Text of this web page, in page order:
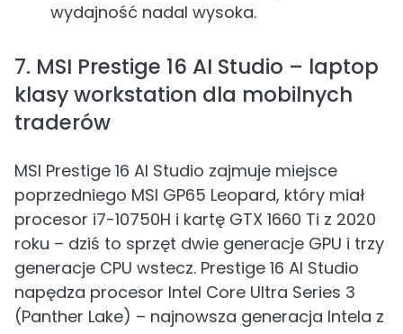
wydajność nadal wysoka.
7. MSI Prestige 16 AI Studio – laptop
klasy workstation dla mobilnych
traderów
MSI Prestige 16 AI Studio zajmuje miejsce
poprzedniego MSI GP65 Leopard, który miał
procesor i7-10750H i kartę GTX 1660 Ti z 2020
roku – dziś to sprzęt dwie generacje GPU i trzy
generacje CPU wstecz. Prestige 16 AI Studio
napędza procesor Intel Core Ultra Series 3
(Panther Lake) – najnowsza generacja Intela z